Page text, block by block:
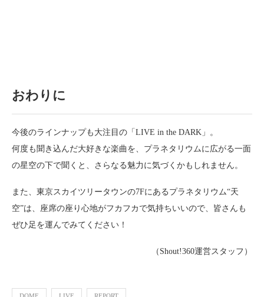
おわりに
今後のラインナップも大注目の「LIVE in the DARK」。
何度も聞き込んだ大好きな楽曲を、プラネタリウムに広がる一面
の星空の下で聞くと、さらなる魅力に気づくかもしれません。
また、東京スカイツリータウンの7Fにあるプラネタリウム“天
空”は、座席の座り心地がフカフカで気持ちいいので、皆さんも
ぜひ足を運んでみてください！
（Shout!360運営スタッフ）